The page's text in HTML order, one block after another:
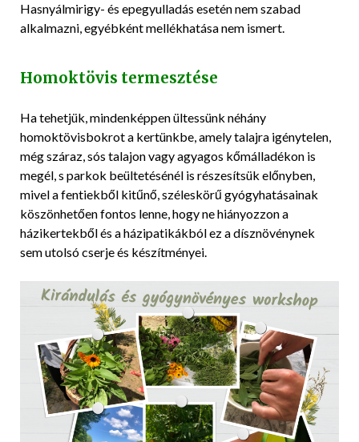
Hasnyálmirigy- és epegyulladás esetén nem szabad
alkalmazni, egyébként mellékhatása nem ismert.
Homoktövis termesztése
Ha tehetjük, mindenképpen ültessünk néhány
homoktövisbokrot a kertünkbe, amely talajra igénytelen,
még száraz, sós talajon vagy agyagos kőmálladékon is
megél, s parkok beültetésénél is részesítsük előnyben,
mivel a fentiekből kitűnő, széleskörű gyógyhatásainak
köszönhetően fontos lenne, hogy ne hiányozzon a
házikertekből és a házipatikákból ez a dísznövénynek
sem utolsó cserje és készítményei.